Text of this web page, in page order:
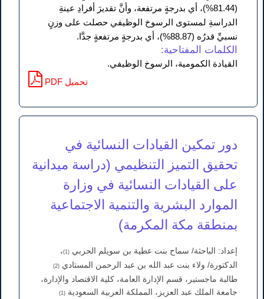
(81.44%)، أي بدرجةٍ مرتفعة، وأنَّ تقديرَ أفرادِ عينةِ
الدراسةِ لمستوى الرسوخ الوظيفي حصلت على وزنٍ
نسبيِّ قدرُه (88.87%)، أي بدرجةٍ مرتفعةٍ جدَّا.
الكلمات المفتاحية:
القيادة الكمومية، الرسوخ الوظيفي.
PDF تحميل
دور تمكين القيادات النسائية في
تحقيق التميز التنظيمي (دراسة ميدانية
على القيادات النسائية في وزارة
الموارد البشرية والتنمية الاجتماعية
بمنطقة مكة المكرمة)
إعداد: الباحثة/ سماح بنت عطية بن سويلم الحربي (1)
،
الدكتورة/ ولاء بنت عبد الله بن عبد الرحمن المستادي (2)
طالبة ماجستير، قسم الإدارة العامة، كلية الاقتصاد والإدارة،
جامعة الملك عبد العزيز، المملكة العربية السعودية (1)